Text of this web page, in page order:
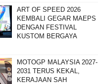
ART OF SPEED 2026
KEMBALI GEGAR MAEPS
DENGAN FESTIVAL
KUSTOM BERGAYA
MOTOGP MALAYSIA 2027-
2031 TERUS KEKAL,
KERAJAAN SAH